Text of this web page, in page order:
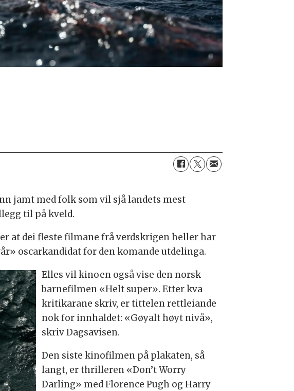
jamt med folk som vil sjå landets mest
til på kveld.
at dei fleste filmane frå verdskrigen heller har
oscarkandidat for den komande utdelinga.
Elles vil kinoen også vise den norsk
barnefilmen «Helt super». Etter kva
kritikarane skriv, er tittelen rettleiande
nok for innhaldet: «Gøyalt høyt nivå»,
skriv Dagsavisen.
Den siste kinofilmen på plakaten, så
langt, er thrilleren «Don’t Worry
Darling» med Florence Pugh og Harry